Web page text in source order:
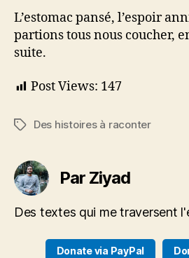
L’estomac pansé, l’espoir
partions tous nous coucher,
suite.
Post Views: 147
Étiquettes
Des histoires à raconter
Par Ziyad
Des textes qui me traversent
Donate via PayPal